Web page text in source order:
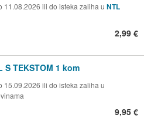
11.08.2026 ili do isteka zaliha u NTL
2,99 €
S TEKSTOM 1 kom
15.09.2026 ili do isteka zaliha u
9,95 €